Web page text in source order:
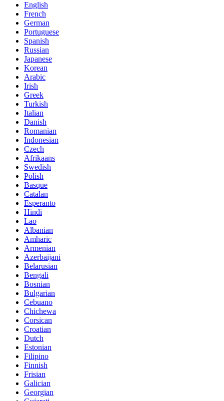
English
French
German
Portuguese
Spanish
Russian
Japanese
Korean
Arabic
Irish
Greek
Turkish
Italian
Danish
Romanian
Indonesian
Czech
Afrikaans
Swedish
Polish
Basque
Catalan
Esperanto
Hindi
Lao
Albanian
Amharic
Armenian
Azerbaijani
Belarusian
Bengali
Bosnian
Bulgarian
Cebuano
Chichewa
Corsican
Croatian
Dutch
Estonian
Filipino
Finnish
Frisian
Galician
Georgian